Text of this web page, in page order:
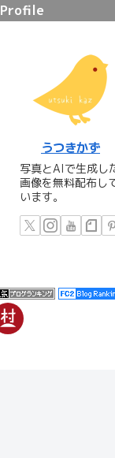
Profile
うつきかず
写真とAIで生成し
画像を無料配布し
います。